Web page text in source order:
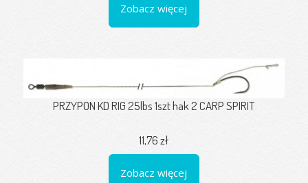
Zobacz więcej
PRZYPON KD RIG 25lbs 1szt hak 2 CARP SPIRIT
11,76 zł
Zobacz więcej